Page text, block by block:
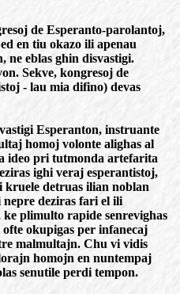
de Esperanto-parolantoj,
en tiu okazo ili apenau
ne eblas ghin disvastigi.
Sekve, kongresoj de
- lau mia difino) devas
Esperanton, instruante
homoj volonte alighas al
ideo pri tutmonda artefarita
ighi veraj esperantistoj,
detruas ilian noblan
deziras fari el ili
plimulto rapide senrevighas
okupigas per infanecaj
malmultajn. Chu vi vidis
homojn en nuntempaj
senutile perdi tempon.